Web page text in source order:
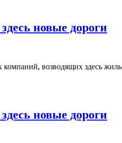
новые дороги
возводящих здесь
новые дороги